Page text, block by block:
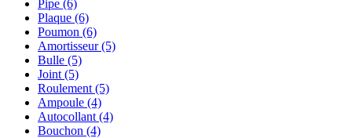
Pipe (6)
Plaque (6)
Poumon (6)
Amortisseur(5)
Bulle (5)
Joint (5)
Roulement (5)
Ampoule (4)
Autocollant (4)
Bouchon (4)